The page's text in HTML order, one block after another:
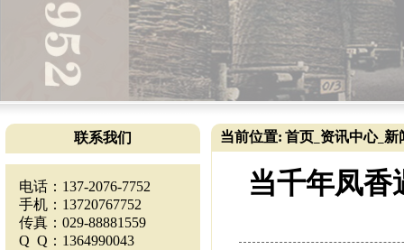
联系我们
电话：137-2076-7752
手机：13720767752
传真：029-88881559
Q Q：1364990043
当前位置: 首页 资讯中心_ 新
当千年凤香